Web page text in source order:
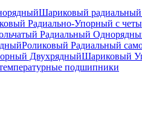
Шариковый
Радиально-Упорный с
Радиальный
Роликовый Радиальный
ДвухрядныйШариковый
подшипники